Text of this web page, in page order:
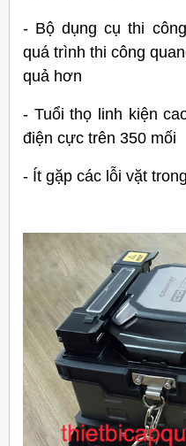
- Bộ dụng cụ thi
quá trình thi công
quả hơn
- Tuổi thọ linh kiện
điện cực trên 350 mối
- Ít gặp các lỗi vặt